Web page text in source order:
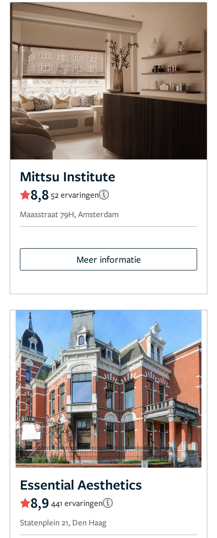
Mittsu Institute
8,8 52 ervaringen
Maasstraat 79H, Amsterdam
Meer informatie
Essential Aesthetics
8,9 441 ervaringen
Statenplein 21, Den Haag